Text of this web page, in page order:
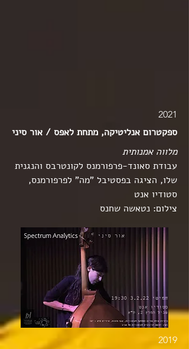
2021
ספקטרום אנליטיקה, מתחת לאפס / אור סיני
מלווה אמנותית
עבודת סאונד-פרפורמנס לקונטרבס והנגנית
שלו, הציגה בפסטיבל "מה" לפרפורמנס,
סטודיו אנט
צילום: נטאשה שחנס
2019